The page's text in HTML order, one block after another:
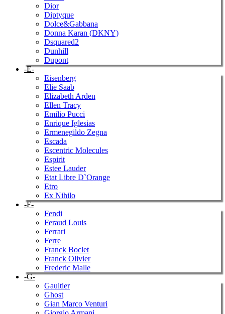
Dior
Diptyque
Dolce&Gabbana
Donna Karan (DKNY)
Dsquared2
Dunhill
Dupont
-E-
Eisenberg
Elie Saab
Elizabeth Arden
Ellen Tracy
Emilio Pucci
Enrique Iglesias
Ermenegildo Zegna
Escada
Escentric Molecules
Espirit
Estee Lauder
Etat Libre D`Orange
Etro
Ex Nihilo
-F-
Fendi
Feraud Louis
Ferrari
Ferre
Franck Boclet
Franck Olivier
Frederic Malle
-G-
Gaultier
Ghost
Gian Marco Venturi